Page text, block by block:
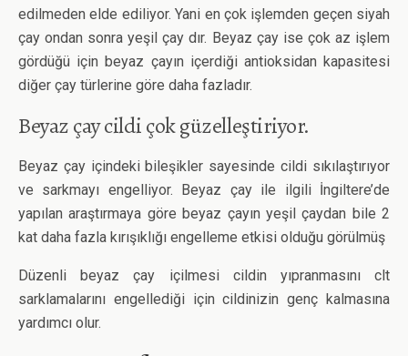
edilmeden elde ediliyor. Yani en çok işlemden geçen siyah
çay ondan sonra yeşil çay dır. Beyaz çay ise çok az işlem
gördüğü için beyaz çayın içerdiği antioksidan kapasitesi
diğer çay türlerine göre daha fazladır.
Beyaz çay cildi çok güzelleştiriyor.
Beyaz çay içindeki bileşikler sayesinde cildi sıkılaştırıyor
ve sarkmayı engelliyor. Beyaz çay ile ilgili İngiltere’de
yapılan araştırmaya göre beyaz çayın yeşil çaydan bile 2
kat daha fazla kırışıklığı engelleme etkisi olduğu görülmüş
Düzenli beyaz çay içilmesi cildin yıpranmasını clt
sarklamalarını engellediği için cildinizin genç kalmasına
yardımcı olur.